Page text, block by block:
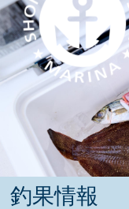
釣果情報